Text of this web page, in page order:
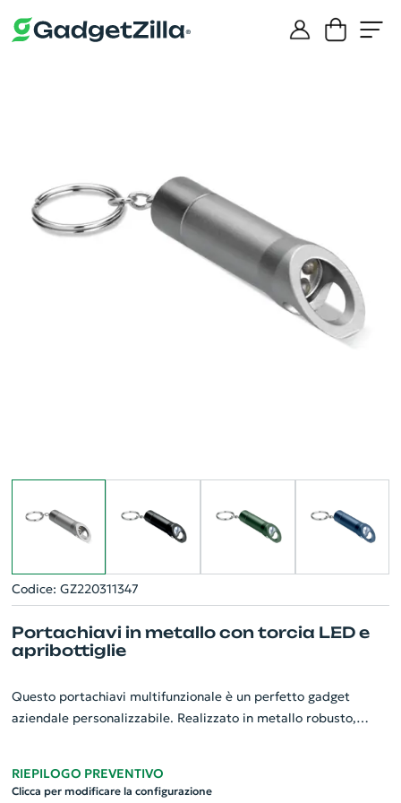
Codice: GZ220311347
Portachiavi in metallo con torcia LED e
apribottiglie
Questo portachiavi multifunzionale è un perfetto gadget
aziendale personalizzabile. Realizzato in metallo robusto,
potente, rendendo il prodotto utile anche nelle situazioni di
RIEPILOGO PREVENTIVO
Clicca per modificare la configurazione